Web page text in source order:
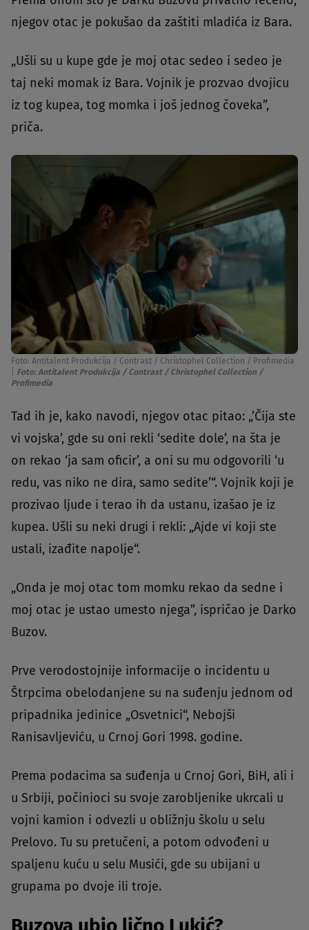
njegov otac je pokušao da zaštiti mladića iz Bara.
„Ušli su u kupe gde je moj otac sedeo i sedeo je
taj neki momak iz Bara. Vojnik je prozvao dvojicu
iz tog kupea, tog momka i još jednog čoveka”,
priča.
Foto: Antitalent Produkcija / Contrast / Christophel Collection / Profimedia
Foto: Antitalent Produkcija / Contrast / Christophel Collection /
Profimedia
Tad ih je, kako navodi, njegov otac pitao: „’Čija ste
vi vojska’, gde su oni rekli ‘sedite dole’, na šta je
on rekao ‘ja sam oficir’, a oni su mu odgovorili ‘u
redu, vas niko ne dira, samo sedite’“. Vojnik koji je
prozivao ljude i terao ih da ustanu, izašao je iz
kupea. Ušli su neki drugi i rekli: „Ajde vi koji ste
ustali, izađite napolje“.
„Onda je moj otac tom momku rekao da sedne i
moj otac je ustao umesto njega”, ispričao je Darko
Buzov.
Prve verodostojnije informacije o incidentu u
Štrpcima obelodanjene su na suđenju jednom od
pripadnika jedinice „Osvetnici“, Nebojši
Ranisavljeviću, u Crnoj Gori 1998. godine.
Prema podacima sa suđenja u Crnoj Gori, BiH, ali i
u Srbiji, počinioci su svoje zarobljenike ukrcali u
vojni kamion i odvezli u obližnju školu u selu
Prelovo. Tu su pretučeni, a potom odvođeni u
spaljenu kuću u selu Musići, gde su ubijani u
grupama po dvoje ili troje.